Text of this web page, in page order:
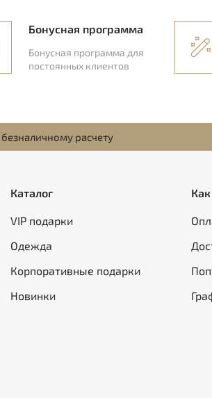
Бонусная программа
Бонусная программа для
постоянных клиентов
расчету
Каталог
VIP подарки
Одежда
Корпоративные подарки
Новинки